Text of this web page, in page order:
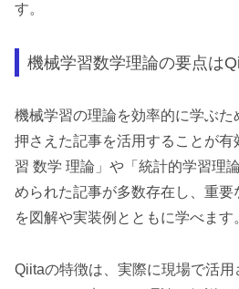
す。
機械学習数学理論の要点は
機械学習の理論を効率的に学ぶた
押さえた記事を活用することが
習 数学 理論」や「統計的学習理
められた記事が多数存在し、重
を図解や実装例とともに学べます
Qiitaの特徴は、実際に現場で活